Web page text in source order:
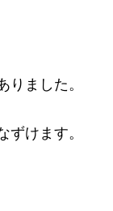
ました。
けます。